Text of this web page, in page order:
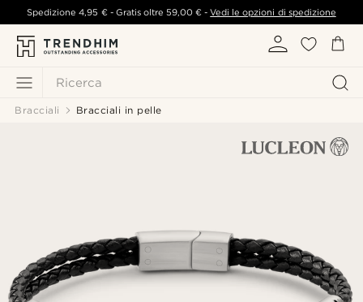
Ricerca
Spedizione4,95 €- Gratis oltre 59,00 € -Vedi le opzioni di spedizione
Bracciali Bracciali in pelle